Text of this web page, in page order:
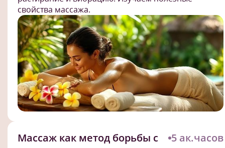
свойства массажа.
Массаж как метод борьбы с
5 ак.часов